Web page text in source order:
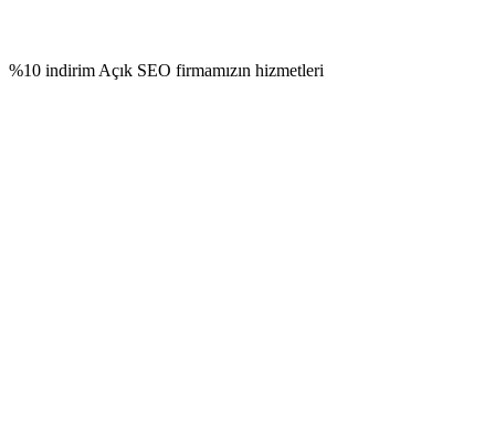
%10 indirim Açık SEO firmamızın hizmetleri